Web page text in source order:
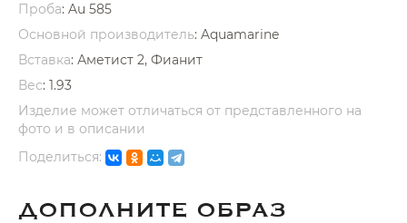
Проба: Au 585
Основной производитель: Aquamarine
Вставка: Аметист 2, Фианит
Вес: 1.93
Изделие может отличаться от представленного на
фото и в описании
Поделиться:
ДОПОЛНИТЕ ОБРАЗ